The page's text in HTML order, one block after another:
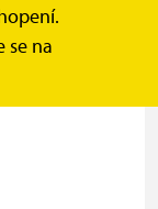
se na
I.)